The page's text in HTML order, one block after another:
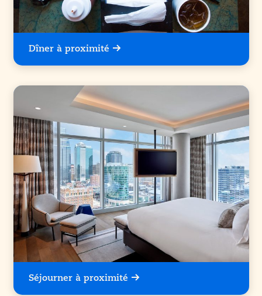
Dîner à proximité
Séjourner à proximité